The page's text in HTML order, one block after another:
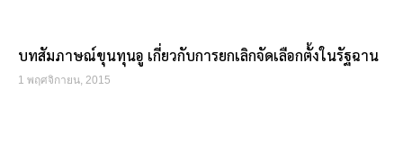
บทสัมภาษณ์ขุนทุนอู เกี่ยวกับการยกเลิกจัดเลือกตั้งในรัฐฉาน
1 พฤศจิกายน, 2015